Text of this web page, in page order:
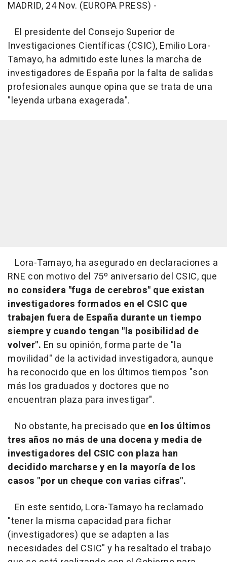
MADRID, 24 Nov. (EUROPA PRESS) -
El presidente del Consejo Superior de
Investigaciones Científicas (CSIC), Emilio Lora-
Tamayo, ha admitido este lunes la marcha de
investigadores de España por la falta de salidas
profesionales aunque opina que se trata de una
"leyenda urbana exagerada".
Lora-Tamayo, ha asegurado en declaraciones a
RNE con motivo del 75º aniversario del CSIC, que
no considera "fuga de cerebros" que existan
investigadores formados en el CSIC que
trabajen fuera de España durante un tiempo
siempre y cuando tengan "la posibilidad de
volver". En su opinión, forma parte de "la
movilidad" de la actividad investigadora, aunque
ha reconocido que en los últimos tiempos "son
más los graduados y doctores que no
encuentran plaza para investigar".
No obstante, ha precisado que en los últimos
tres años no más de una docena y media de
investigadores del CSIC con plaza han
decidido marcharse y en la mayoría de los
casos "por un cheque con varias cifras".
En este sentido, Lora-Tamayo ha reclamado
"tener la misma capacidad para fichar
(investigadores) que se adapten a las
necesidades del CSIC" y ha resaltado el trabajo